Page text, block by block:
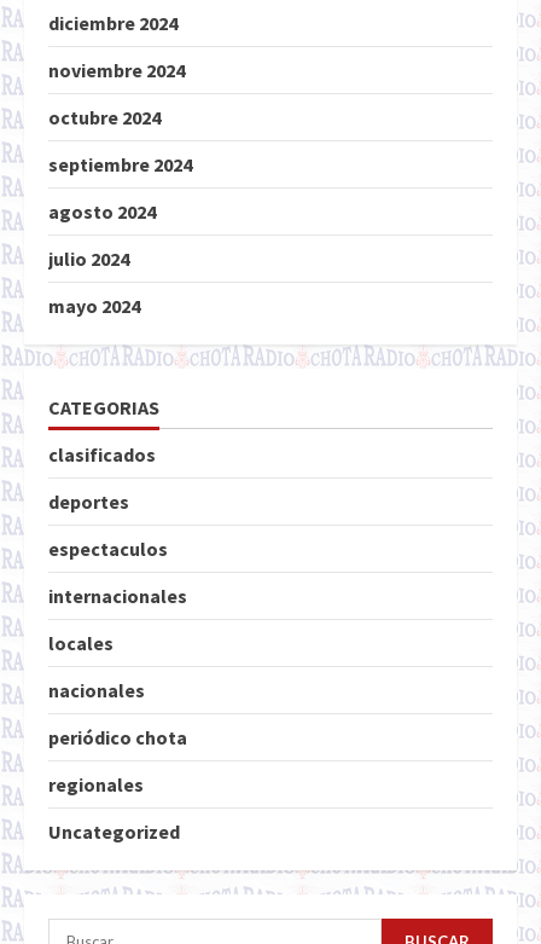
diciembre 2024
noviembre 2024
octubre 2024
septiembre 2024
agosto 2024
julio 2024
mayo 2024
CATEGORIAS
clasificados
deportes
espectaculos
internacionales
locales
nacionales
periódico chota
regionales
Uncategorized
Buscar: